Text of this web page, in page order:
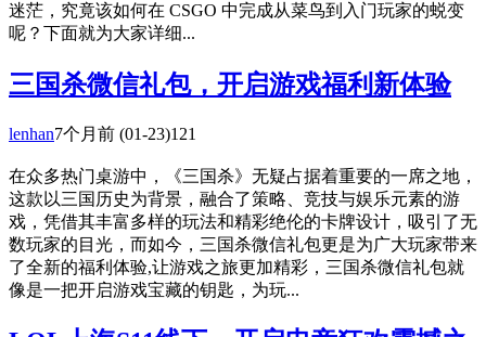
迷茫，究竟该如何在 CSGO 中完成从菜鸟到入门玩家的蜕变
呢？下面就为大家详细...
三国杀微信礼包，开启游戏福利新体验
lenhan7个月前 (01-23)121
在众多热门桌游中，《三国杀》无疑占据着重要的一席之地，
这款以三国历史为背景，融合了策略、竞技与娱乐元素的游
戏，凭借其丰富多样的玩法和精彩绝伦的卡牌设计，吸引了无
数玩家的目光，而如今，三国杀微信礼包更是为广大玩家带来
了全新的福利体验,让游戏之旅更加精彩，三国杀微信礼包就
像是一把开启游戏宝藏的钥匙，为玩...